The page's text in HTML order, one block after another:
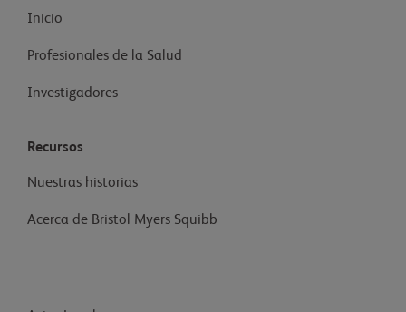
Inicio
Profesionales de la Salud
Investigadores
Recursos
Nuestras historias
Acerca de Bristol Myers Squibb